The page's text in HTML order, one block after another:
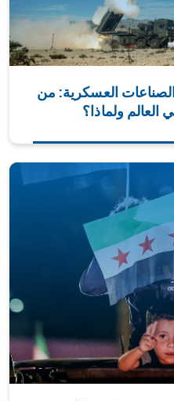
الصناعات العسكرية: من
ولماذا؟